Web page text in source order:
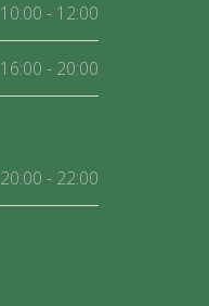
10:00 - 12:00
16:00 - 20:00
20:00 - 22:00